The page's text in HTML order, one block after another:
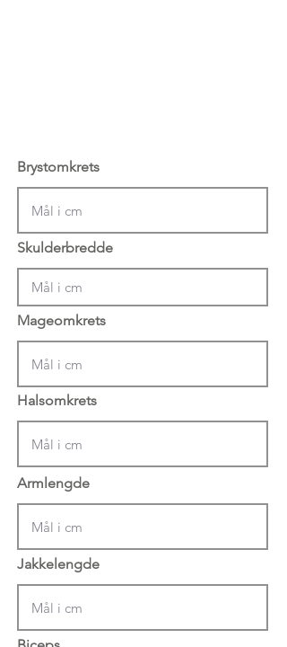
Brystomkrets
Skulderbredde
Mageomkrets
Halsomkrets
Armlengde
Jakkelengde